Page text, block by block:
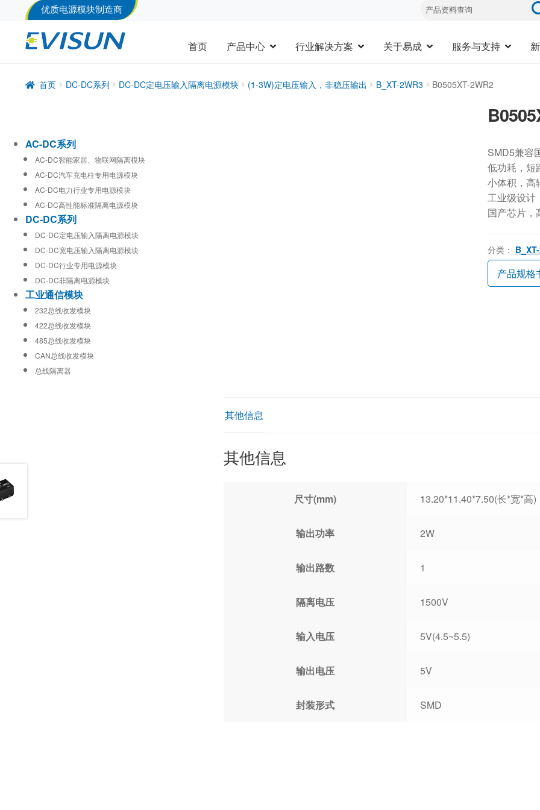
优质电源模块制造商
首页 产品中心 行业解决方案 关于易成 服务与支持
首页 DC-DC系列 DC-DC定电压输入隔离电源模块 (1-3W)定电压输入，非稳压输出 B_XT-2WR3 B0505XT-2WR2
SMD5兼容
低功耗，短
小体积，高
工业级设计
国产芯片，
分类：
产品规格
其他信息
其他信息
尺寸(mm) 13.20*11.40*7.50(长*宽*高)
输出功率 2W
输出路数 1
隔离电压 1500V
输入电压 5V(4.5~5.5)
输出电压 5V
封装形式 SMD
AC-DC系列
AC-DC智能家居、物联网隔离模块
AC-DC汽车充电柱专用电源模块
AC-DC电力行业专用电源模块
AC-DC高性能标准隔离电源模块
DC-DC系列
DC-DC定电压输入隔离电源模块
DC-DC宽电压输入隔离电源模块
DC-DC行业专用电源模块
DC-DC非隔离电源模块
工业通信模块
232总线收发模块
422总线收发模块
485总线收发模块
CAN总线收发模块
总线隔离器